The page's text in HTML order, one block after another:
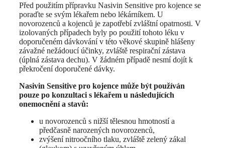
Před použitím přípravku Nasivin Sensitive pro kojence se
poraďte se svým lékařem nebo lékárníkem. U
novorozenců a kojenců je zapotřebí zvláštní opatrnosti. V
izolovaných případech byly po použití tohoto léku v
doporučeném dávkování v této věkové skupině hlášeny
závažné nežádoucí účinky, zvláště respirační zástava
(úplná zástava dechu). V žádném případě nesmí dojít k
překročení doporučené dávky.
Nasivin Sensitive pro kojence může být používán
pouze po konzultaci s lékařem u následujících
onemocnění a stavů:
u novorozenců s nižší tělesnou hmotností a
předčasně narozených novorozenců,
zvýšení nitroočního tlaku, zvláště zelený zákal